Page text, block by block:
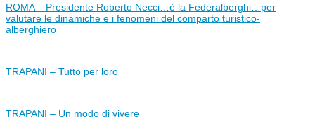
ROMA – Presidente Roberto Necci…è la Federalberghi…per
valutare le dinamiche e i fenomeni del comparto turistico-
alberghiero
TRAPANI – Tutto per loro
TRAPANI – Un modo di vivere